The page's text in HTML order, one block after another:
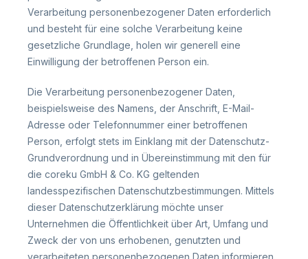
Verarbeitung personenbezogener Daten erforderlich
und besteht für eine solche Verarbeitung keine
gesetzliche Grundlage, holen wir generell eine
Einwilligung der betroffenen Person ein.
Die Verarbeitung personenbezogener Daten,
beispielsweise des Namens, der Anschrift, E-Mail-
Adresse oder Telefonnummer einer betroffenen
Person, erfolgt stets im Einklang mit der Datenschutz-
Grundverordnung und in Übereinstimmung mit den für
die coreku GmbH & Co. KG geltenden
landesspezifischen Datenschutzbestimmungen. Mittels
dieser Datenschutzerklärung möchte unser
Unternehmen die Öffentlichkeit über Art, Umfang und
Zweck der von uns erhobenen, genutzten und
verarbeiteten personenbezogenen Daten informieren.